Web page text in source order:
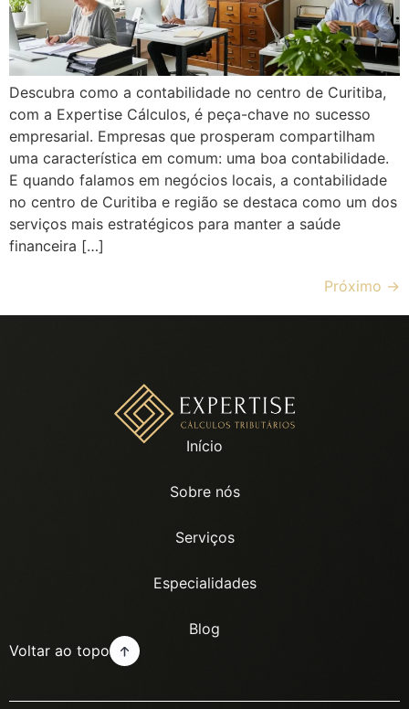
Descubra como a contabilidade no centro de Curitiba,
com a Expertise Cálculos, é peça-chave no sucesso
empresarial. Empresas que prosperam compartilham
uma característica em comum: uma boa contabilidade.
E quando falamos em negócios locais, a contabilidade
no centro de Curitiba e região se destaca como um dos
serviços mais estratégicos para manter a saúde
financeira […]
Próximo →
Início
Sobre nós
Serviços
Especialidades
Blog
Voltar ao topo